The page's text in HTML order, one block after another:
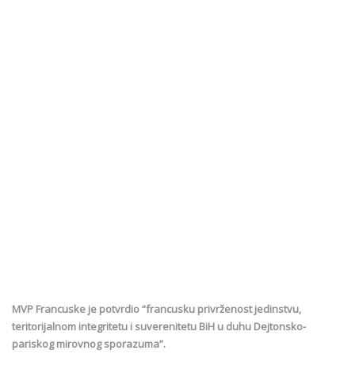
MVP Francuske je potvrdio “francusku privrženost jedinstvu,
teritorijalnom integritetu i suverenitetu BiH u duhu Dejtonsko-
pariskog mirovnog sporazuma”.